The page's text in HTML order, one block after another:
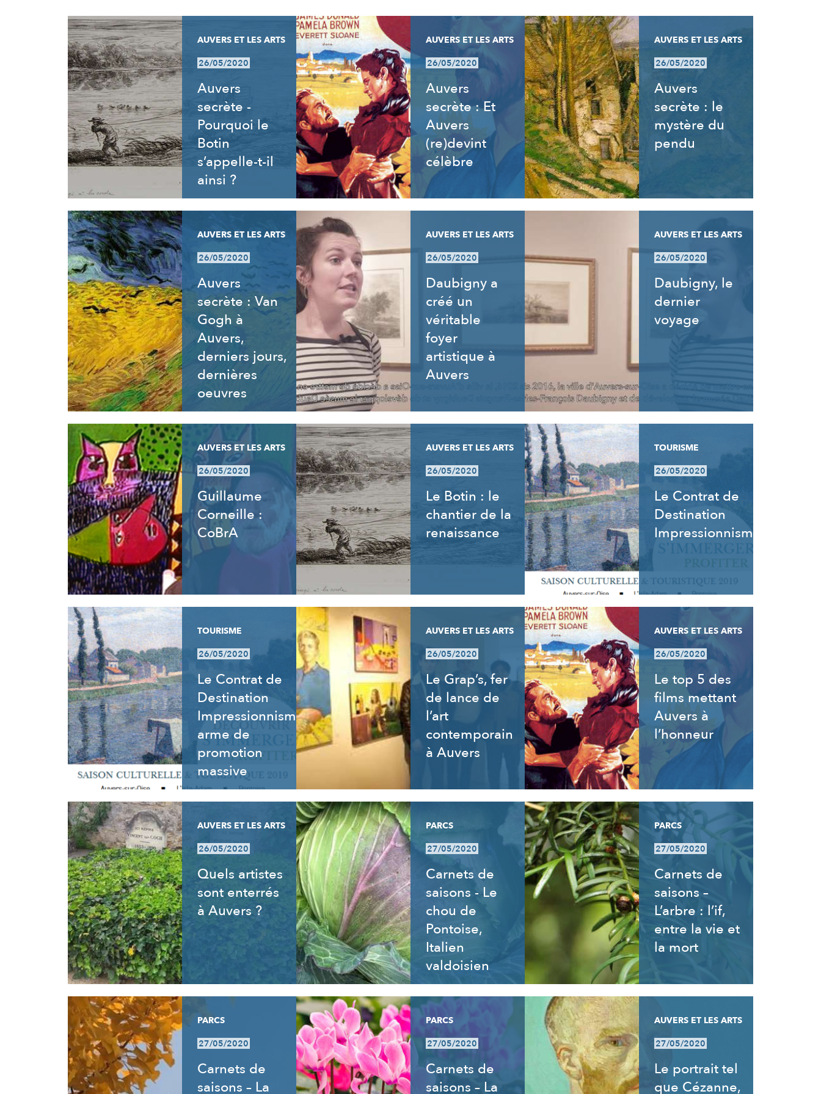
RÉSULTATS
AUVERS ET LES ARTS
26/05/2020
Auvers
secrète -
Pourquoi le
Botin
s’appelle-t-il
ainsi ?
AUVERS ET LES ARTS
26/05/2020
Auvers
secrète : Et
Auvers
(re)devint
célèbre
AUVERS ET LES ARTS
26/05/2020
Auvers
secrète : le
mystère du
pendu
AUVERS ET LES ARTS
26/05/2020
Auvers
secrète : Van
Gogh à
Auvers,
derniers jours,
dernières
oeuvres
AUVERS ET LES ARTS
26/05/2020
Daubigny a
créé un
véritable
foyer
artistique à
Auvers
AUVERS ET LES ARTS
26/05/2020
Daubigny, le
dernier
voyage
AUVERS ET LES ARTS
26/05/2020
Guillaume
Corneille :
CoBrA
AUVERS ET LES ARTS
26/05/2020
Le Botin : le
chantier de la
renaissance
TOURISME
26/05/2020
Le Contrat de
Destination
Impressionnisme
TOURISME
26/05/2020
Le Contrat de
Destination
Impressionnisme,
arme de
promotion
massive
AUVERS ET LES ARTS
26/05/2020
Le Grap’s, fer
de lance de
l’art
contemporain
à Auvers
AUVERS ET LES ARTS
26/05/2020
Le top 5 des
films mettant
Auvers à
l’honneur
AUVERS ET LES ARTS
26/05/2020
Quels artistes
sont enterrés
à Auvers ?
PARCS
27/05/2020
Carnets de
saisons - Le
chou de
Pontoise,
Italien
valdoisien
PARCS
27/05/2020
Carnets de
saisons –
L’arbre : l’if,
entre la vie et
la mort
PARCS
27/05/2020
Carnets de
saisons – La
PARCS
27/05/2020
Carnets de
saisons – La
AUVERS ET LES ARTS
27/05/2020
Le portrait tel
que Cézanne,